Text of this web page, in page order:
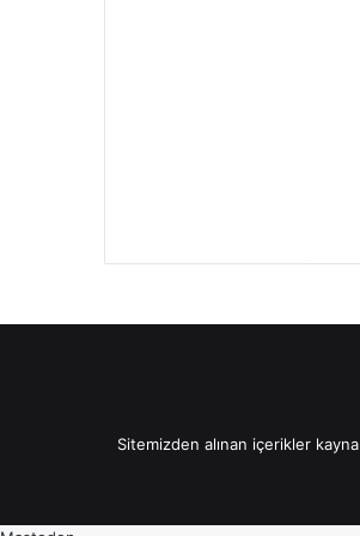
Sitemizden alınan içerikler